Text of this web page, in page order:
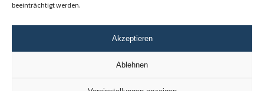
beeinträchtigt werden.
Akzeptieren
Ablehnen